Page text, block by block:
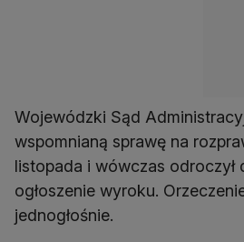
Wojewódzki Sąd
wspomnianą sprawę na
listopada i wówczas odroczył
ogłoszenie wyroku.
jednogłośnie.